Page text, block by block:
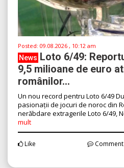
Posted: 09.08.2026 , 10:12 am
News Loto 6/49:
9,5 milioane de euro
românilor...
Un nou record pentru Loto 6/49
pasionații de jocuri de noroc din
nerăbdare extragerile Loto 6/49,
mult
Like Comment